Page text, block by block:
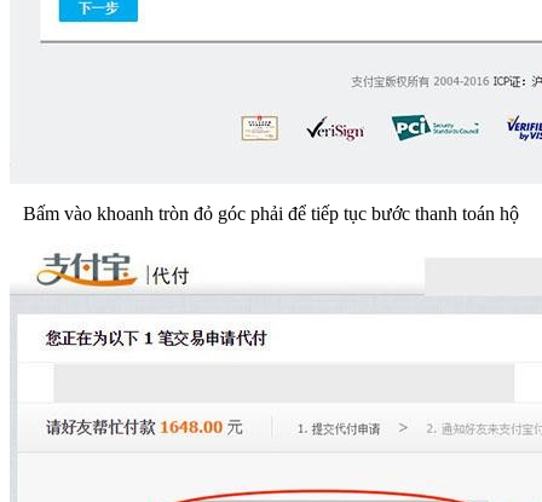
Bấm vào khoanh tròn đỏ góc phải để tiếp tục bước thanh toán hộ